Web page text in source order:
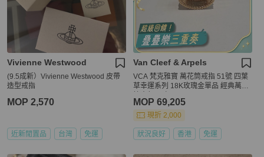
Vivienne Westwood
(9.5成新）Vivienne Westwood 皮帶
造型戒指
MOP 2,570
近新閒置品 台灣 免運
Van Cleef & Arpels
VCA 梵克雅寶 萬花筒戒指 51號 四葉
草幸運系列 18K玫瑰金單品 經典萬花
MOP 69,205
現折 2,000
狀況良好 香港 免運